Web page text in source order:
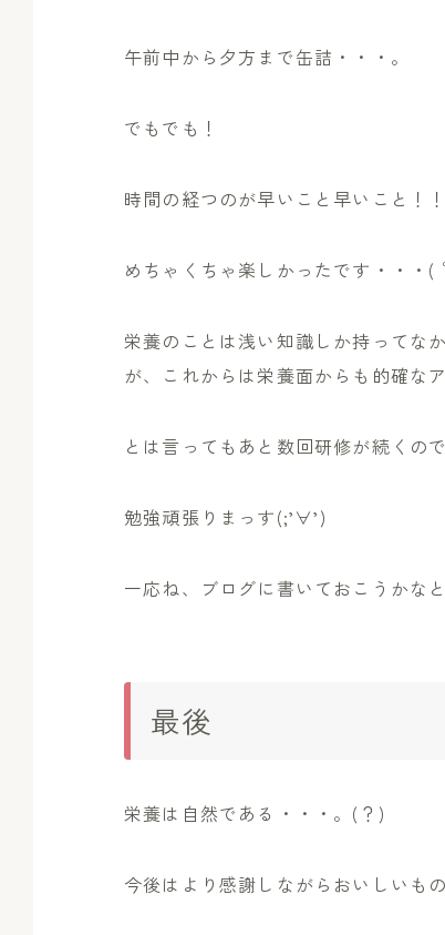
午前中から夕方まで缶詰・・・。
でもでも！
時間の経つのが早いこと早いこと！！
めちゃくちゃ楽しかったです・・・(
栄養のことは浅い知識しか持ってな
が、これからは栄養面からも的確な
とは言ってもあと数回研修が続くの
勉強頑張りまっす(;’∀’)
一応ね、ブログに書いておこうかな
最後
栄養は自然である・・・。(？)
今後はより感謝しながらおいしいも